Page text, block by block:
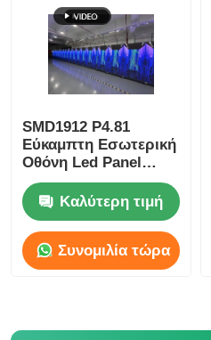
SMD1912 P4.81
Εύκαμπτη Εσωτερική
Οθόνη Led Panel
Ενοικίασης Για
Διαφήμιση
Εκδηλώσεων
Καλύτερη τιμή
Συνομιλία τώρα